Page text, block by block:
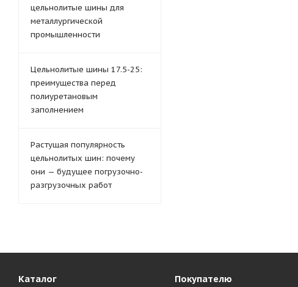
цельнолитые шины для
металлургической
промышленности
Цельнолитые шины 17.5-25:
преимущества перед
полиуретановым
заполнением
Растущая популярность
цельнолитых шин: почему
они — будущее погрузочно-
разгрузочных работ
Каталог Покупателю